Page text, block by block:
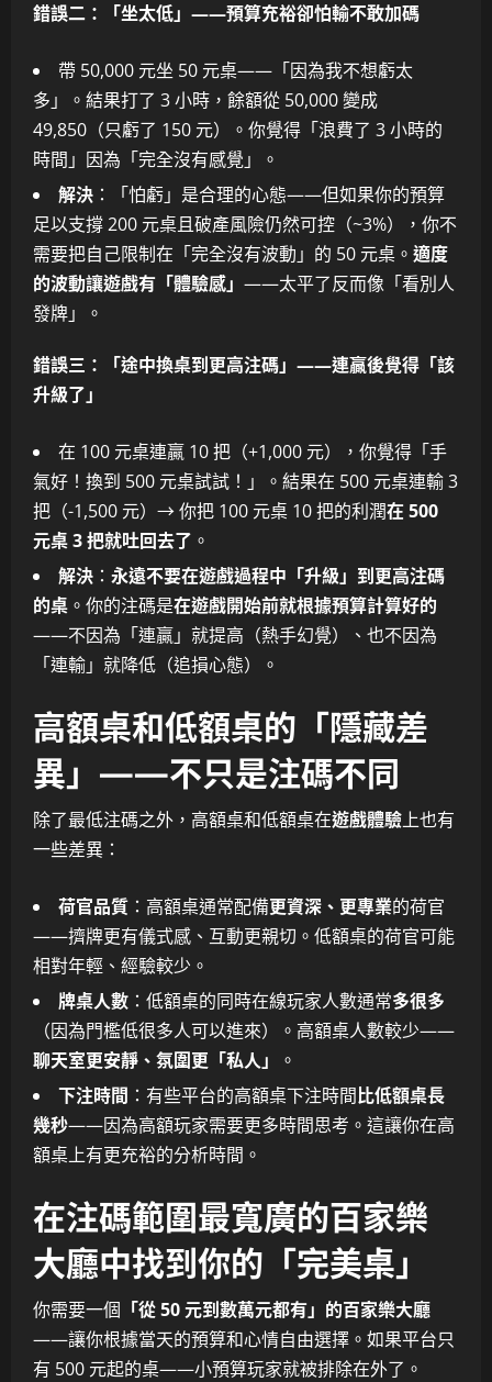
錯誤二：「坐太低」——預算充裕卻怕輸不敢加碼
帶 50,000 元坐 50 元桌——「因為我不想虧太
多」。結果打了 3 小時，餘額從 50,000 變成
49,850（只虧了 150 元）。你覺得「浪費了 3 小時的
時間」因為「完全沒有感覺」。
解決 ：「怕虧」是合理的心態——但如果你的預算
足以支撐 200 元桌且破產風險仍然可控（~3%），你不
需要把自己限制在「完全沒有波動」的 50 元桌。 適度
的波動讓遊戲有「體驗感」 ——太平了反而像「看別人
發牌」。
錯誤三：「途中換桌到更高注碼」——連贏後覺得「該
升級了」
在 100 元桌連贏 10 把（+1,000 元），你覺得「手
氣好！換到 500 元桌試試！」。結果在 500 元桌連輸 3
把（-1,500 元）→ 你把 100 元桌 10 把的利潤在 500
元桌 3 把就吐回去了 。
解決 ： 永遠不要在遊戲過程中「升級」到更高注碼
的桌 。你的注碼是在遊戲開始前就根據預算計算好的
——不因為「連贏」就提高（熱手幻覺）、也不因為
「連輸」就降低（追損心態）。
高額桌和低額桌的「隱藏差
異」——不只是注碼不同
除了最低注碼之外，高額桌和低額桌在遊戲體驗上也有
一些差異：
荷官品質 ：高額桌通常配備更資深、更專業的荷官
——擠牌更有儀式感、互動更親切。低額桌的荷官可能
相對年輕、經驗較少。
牌桌人數 ：低額桌的同時在線玩家人數通常多很多
（因為門檻低很多人可以進來）。高額桌人數較少——
聊天室更安靜、氛圍更「私人」
。
下注時間 ：有些平台的高額桌下注時間比低額桌長
幾秒——因為高額玩家需要更多時間思考。這讓你在高
額桌上有更充裕的分析時間。
在注碼範圍最寬廣的百家樂
大廳中找到你的「完美桌」
你需要一個 「從 50 元到數萬元都有」的百家樂大廳
——讓你根據當天的預算和心情自由選擇。如果平台只
有 500 元起的桌——小預算玩家就被排除在外了。